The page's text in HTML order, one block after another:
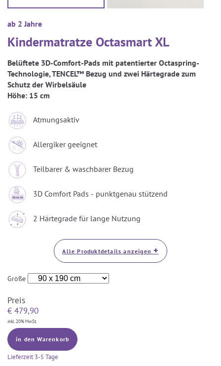
ab 2 Jahre
Kindermatratze Octasmart XL
Belüftete 3D-Comfort-Pads mit patentierter Octaspring-
Technologie, TENCEL™ Bezug und zwei Härtegrade zum
Schutz der Wirbelsäule
Höhe: 15 cm
Atmungsaktiv
Allergiker geeignet
Teilbarer & waschbarer Bezug
3D Comfort Pads - punktgenau stützend
2 Härtegrade für lange Nutzung
Alle Produktdetails anzeigen +
Größe
Preis
€ 479,90
inkl. 20% MwSt.
in den Warenkorb
Lieferzeit3-5 Tage